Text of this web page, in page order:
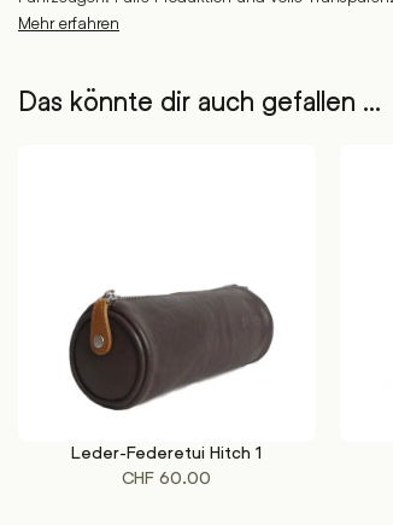
Mehr erfahren
Das könnte dir auch gefallen …
AUSFÜHRUNG WÄHLEN
Dieses
Produkt
Leder-Federetui Hitch 1
CHF 60.00
IN